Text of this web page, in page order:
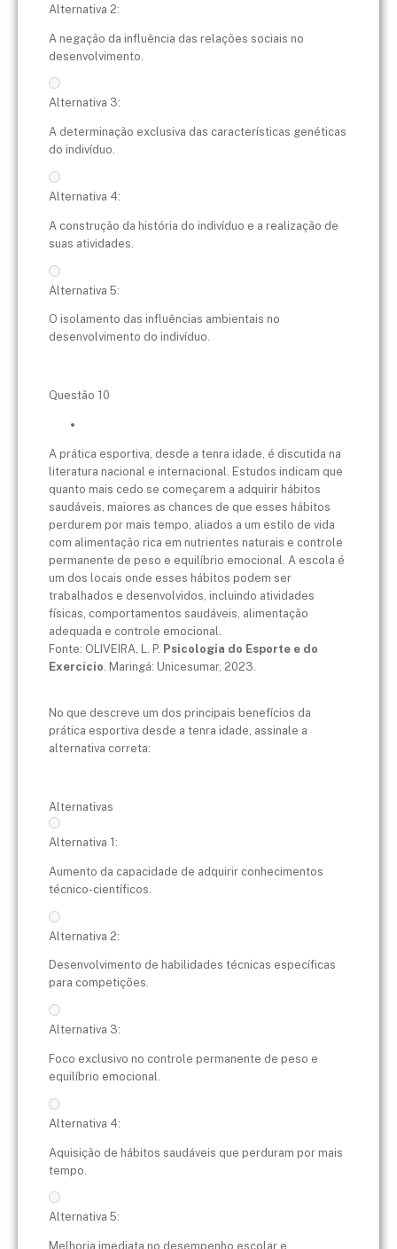
Alternativa 2:
A negação da influência das relações sociais no
desenvolvimento.
Alternativa 3:
A determinação exclusiva das características genéticas
do indivíduo.
Alternativa 4:
A construção da história do indivíduo e a realização de
suas atividades.
Alternativa 5:
O isolamento das influências ambientais no
desenvolvimento do indivíduo.
Questão 10
A prática esportiva, desde a tenra idade, é discutida na
literatura nacional e internacional. Estudos indicam que
quanto mais cedo se começarem a adquirir hábitos
saudáveis, maiores as chances de que esses hábitos
perdurem por mais tempo, aliados a um estilo de vida
com alimentação rica em nutrientes naturais e controle
permanente de peso e equilíbrio emocional. A escola é
um dos locais onde esses hábitos podem ser
trabalhados e desenvolvidos, incluindo atividades
físicas, comportamentos saudáveis, alimentação
adequada e controle emocional.
Fonte: OLIVEIRA, L. P. Psicologia do Esporte e do
Exercício . Maringá: Unicesumar, 2023.
No que descreve um dos principais benefícios da
prática esportiva desde a tenra idade, assinale a
alternativa correta:
Alternativas
Alternativa 1:
Aumento da capacidade de adquirir conhecimentos
técnico-científicos.
Alternativa 2:
Desenvolvimento de habilidades técnicas específicas
para competições.
Alternativa 3:
Foco exclusivo no controle permanente de peso e
equilíbrio emocional.
Alternativa 4:
Aquisição de hábitos saudáveis que perduram por mais
tempo.
Alternativa 5:
Melhoria imediata no desempenho escolar e